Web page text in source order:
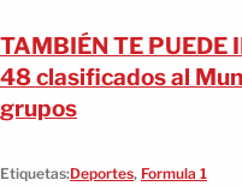
TAMBIÉN TE PUEDE
48 clasificados al
grupos
Etiquetas:Deportes, Formula 1